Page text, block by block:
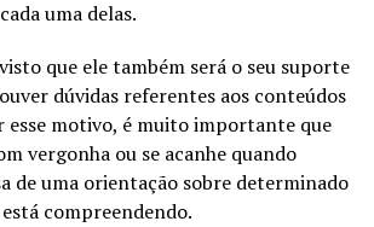
uma delas.
que ele também será o seu suporte
dúvidas referentes aos conteúdos
esse motivo, é muito importante que
vergonha ou se acanhe quando
de uma orientação sobre determinado
compreendendo.